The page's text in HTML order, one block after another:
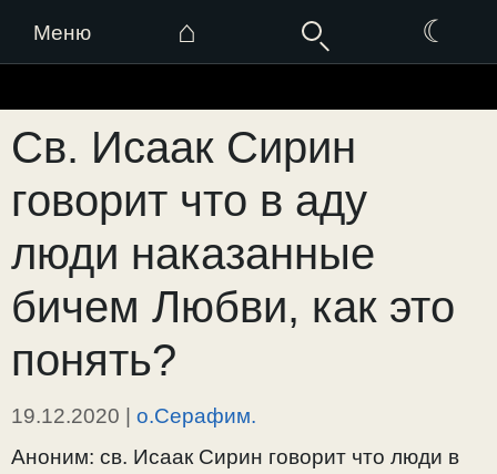
Меню ⌂ ☾
к
содержимому
Св. Исаак Сирин
говорит что в аду
люди наказанные
бичем Любви, как это
понять?
19.12.2020 | о.Серафим.
Аноним: св. Исаак Сирин говорит что люди в